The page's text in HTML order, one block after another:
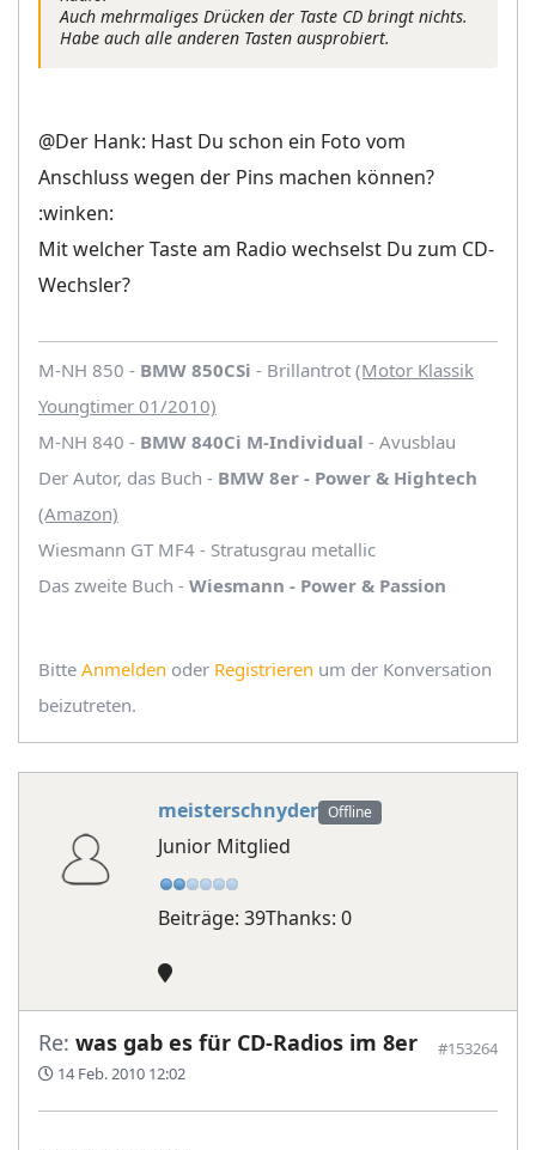
Auch mehrmaliges Drücken der Taste CD bringt nichts.
Habe auch alle anderen Tasten ausprobiert.
@Der Hank: Hast Du schon ein Foto vom
Anschluss wegen der Pins machen können?
:winken:
Mit welcher Taste am Radio wechselst Du zum CD-
Wechsler?
M-NH 850 - BMW 850CSi - Brillantrot (Motor Klassik
Youngtimer 01/2010)
M-NH 840 - BMW 840Ci M-Individual - Avusblau
Der Autor, das Buch - BMW 8er - Power & Hightech
(Amazon)
Wiesmann GT MF4 - Stratusgrau metallic
Das zweite Buch - Wiesmann - Power & Passion
Bitte Anmelden oder Registrieren um der Konversation
beizutreten.
meisterschnyder Offline
Junior Mitglied
Beiträge: 39Thanks: 0
Re: was gab es für CD-Radios im 8er
14 Feb. 2010 12:02
#153264